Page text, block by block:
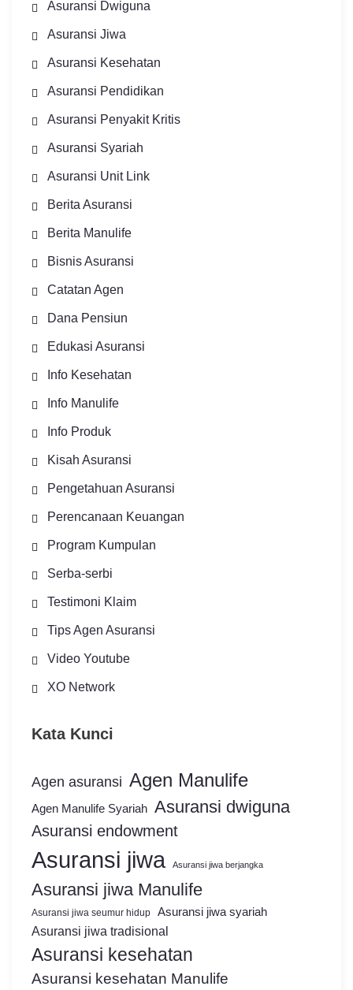
Asuransi Dwiguna
Asuransi Jiwa
Asuransi Kesehatan
Asuransi Pendidikan
Asuransi Penyakit Kritis
Asuransi Syariah
Asuransi Unit Link
Berita Asuransi
Berita Manulife
Bisnis Asuransi
Catatan Agen
Dana Pensiun
Edukasi Asuransi
Info Kesehatan
Info Manulife
Info Produk
Kisah Asuransi
Pengetahuan Asuransi
Perencanaan Keuangan
Program Kumpulan
Serba-serbi
Testimoni Klaim
Tips Agen Asuransi
Video Youtube
XO Network
Kata Kunci
Agen asuransi Agen Manulife
Agen Manulife Syariah Asuransi dwiguna
Asuransi endowment
Asuransi jiwa Asuransi jiwa berjangka
Asuransi jiwa Manulife
Asuransi jiwa seumur hidup Asuransi jiwa syariah
Asuransi jiwa tradisional
Asuransi kesehatan
Asuransi kesehatan Manulife